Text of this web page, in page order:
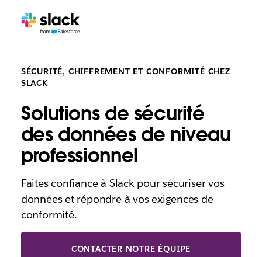
SÉCURITÉ, CHIFFREMENT ET CONFORMITÉ CHEZ
SLACK
Solutions de sécurité
des données de niveau
professionnel
Faites confiance à Slack pour sécuriser vos
données et répondre à vos exigences de
conformité.
CONTACTER NOTRE ÉQUIPE